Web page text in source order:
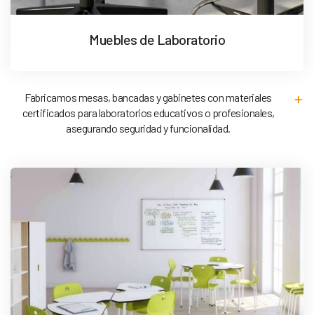
Muebles de Laboratorio
Fabricamos mesas, bancadas y gabinetes con materiales
certificados para laboratorios educativos o profesionales,
asegurando seguridad y funcionalidad.